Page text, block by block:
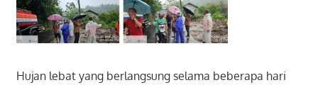
Hujan lebat yang berlangsung selama beberapa hari